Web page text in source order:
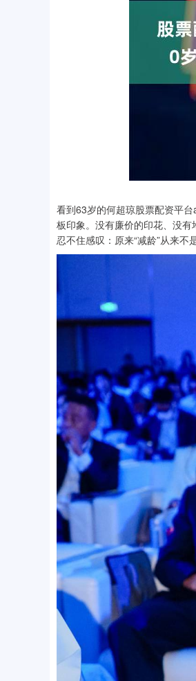
看到63岁的何超琼股票配资平
板印象。没有廉价的印花、没
忍不住感叹：原来“减龄”从来不